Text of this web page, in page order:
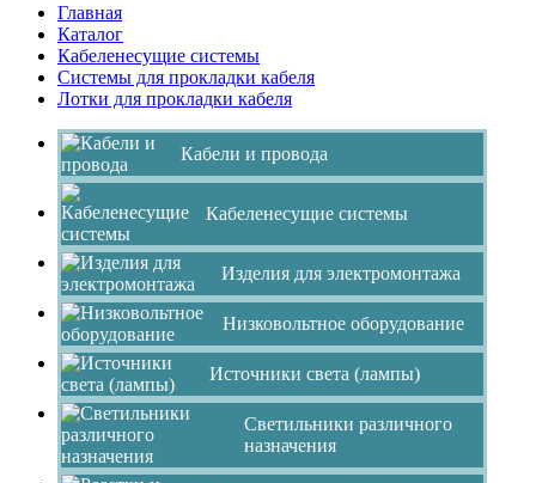
Главная
Каталог
Кабеленесущие системы
Системы для прокладки кабеля
Лотки для прокладки кабеля
Кабели и провода
Кабеленесущие системы
Изделия для электромонтажа
Низковольтное оборудование
Источники света (лампы)
Светильники различного
назначения